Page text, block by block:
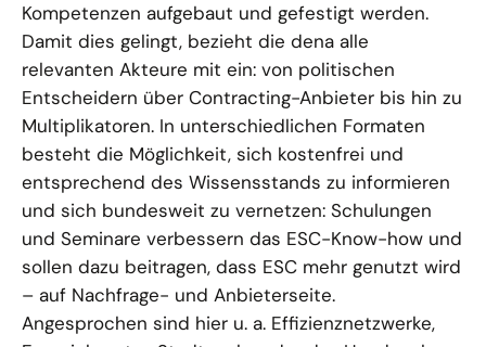
Kompetenzen aufgebaut und gefestigt werden.
Damit dies gelingt, bezieht die dena alle
relevanten Akteure mit ein: von politischen
Entscheidern über Contracting-Anbieter bis hin zu
Multiplikatoren. In unterschiedlichen Formaten
besteht die Möglichkeit, sich kostenfrei und
entsprechend des Wissensstands zu informieren
und sich bundesweit zu vernetzen: Schulungen
und Seminare verbessern das ESC-Know-how und
sollen dazu beitragen, dass ESC mehr genutzt wird
– auf Nachfrage- und Anbieterseite.
Angesprochen sind hier u. a. Effizienznetzwerke,